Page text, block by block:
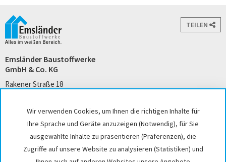
Wir verwenden Cookies, um Ihnen die richtigen Inhalte für
Ihre Sprache und Geräte anzuzeigen (Notwendig), für Sie
ausgewählte Inhalte zu präsentieren (Präferenzen), die
Zugriffe auf unsere Website zu analysieren (Statistiken) und
TEILEN
Emsländer Baustoffwerke
GmbH & Co. KG
Rakener Straße 18
kontakt@emslaender.de
www.emslaender.de